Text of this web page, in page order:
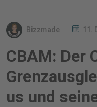
Bizzmade 11.
CBAM: Der
us und